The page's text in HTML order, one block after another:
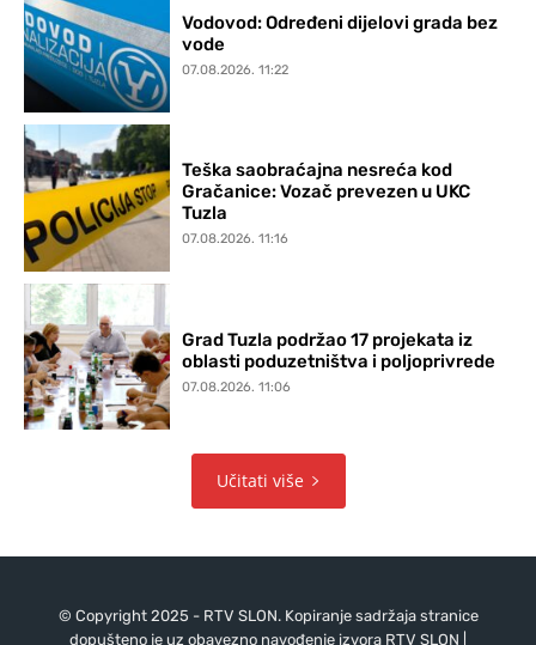
Vodovod: Određeni dijelovi grada bez
vode
07.08.2026. 11:22
Teška saobraćajna nesreća kod
Gračanice: Vozač prevezen u UKC
Tuzla
07.08.2026. 11:16
Grad Tuzla podržao 17 projekata iz
oblasti poduzetništva i poljoprivrede
07.08.2026. 11:06
Učitati više
© Copyright 2025 - RTV SLON. Kopiranje sadržaja stranice
dopušteno je uz obavezno navođenje izvora RTV SLON |